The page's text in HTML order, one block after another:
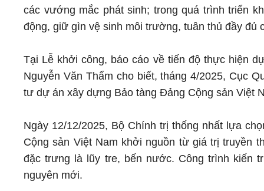
các vướng mắc phát sinh; trong quá trình triển
động, giữ gìn vệ sinh môi trường, tuân thủ đầy
Tại Lễ khởi công, báo cáo về tiến độ thực hiện
Nguyễn Văn Thẩm cho biết, tháng 4/2025, Cục
tư dự án xây dựng Bảo tàng Đảng Cộng sản Việt
Ngày 12/12/2025, Bộ Chính trị thống nhất lựa
Cộng sản Việt Nam khởi nguồn từ giá trị truyền
đặc trưng là lũy tre, bến nước. Công trình kiến
nguyên mới.